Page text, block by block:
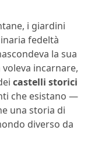
i giardini
fedeltà
la sua
voleva incarnare,
castelli storici
che esistano —
una storia di
diverso da